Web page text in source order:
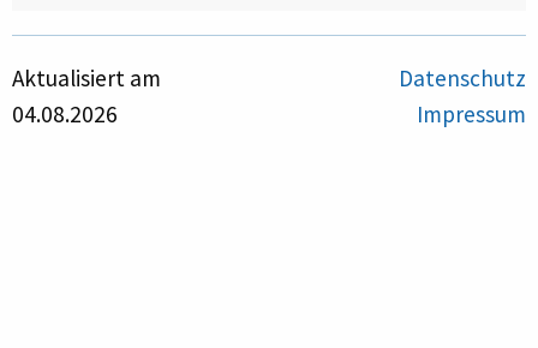
Aktualisiert am
04.08.2026
Datenschutz
Impressum